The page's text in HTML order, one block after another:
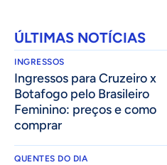
ÚLTIMAS NOTÍCIAS
INGRESSOS
Ingressos para Cruzeiro x
Botafogo pelo Brasileiro
Feminino: preços e como
comprar
QUENTES DO DIA